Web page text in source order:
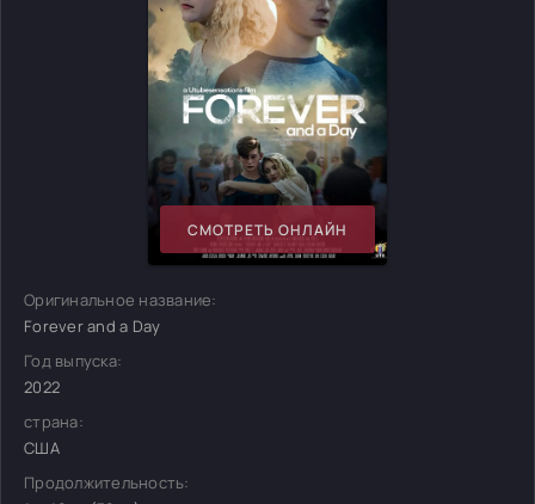
СМОТРЕТЬ ОНЛАЙН
Оригинальное название:
Forever and a Day
Год выпуска:
2022
страна:
США
Продолжительность: